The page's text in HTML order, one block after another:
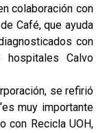
colaboración con
Café, que ayuda
con
Calvo
se refirió
muy importante
con Recicla UOH,